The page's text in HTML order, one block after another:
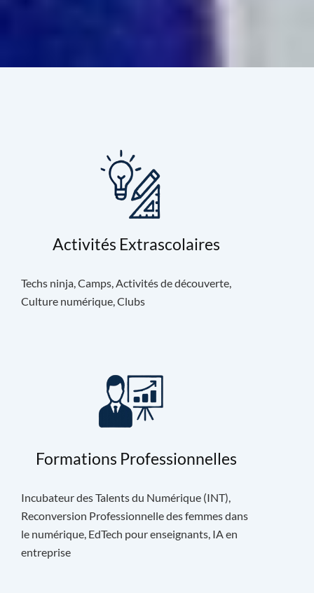
Activités Extrascolaires
Techs ninja, Camps, Activités de découverte,
Culture numérique, Clubs
Formations Professionnelles
Incubateur des Talents du Numérique (INT),
Reconversion Professionnelle des femmes dans
le numérique, EdTech pour enseignants, IA en
entreprise